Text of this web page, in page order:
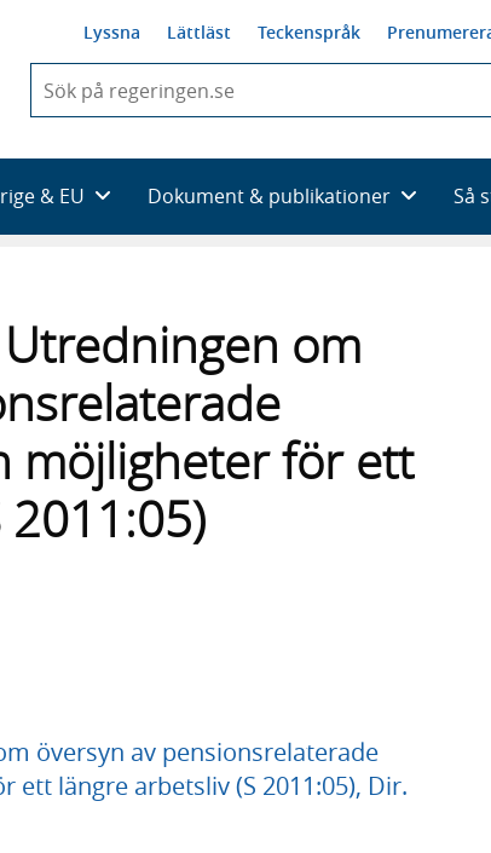
Lyssna Lättläst Teckenspråk
du
skriva
framträder
en
& EU Dokument & publikationer Så
om
möjligheter för ett
2011:05)
översyn av pensionsrelaterade
längre arbetsliv (S 2011:05), Dir.